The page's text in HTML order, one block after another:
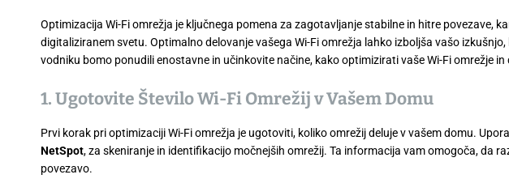
Optimizacija Wi-Fi omrežja je ključnega pomena za zagotavljanje stabilne in hitre povezave,
digitaliziranem svetu. Optimalno delovanje vašega Wi-Fi omrežja lahko izboljša vašo
vodniku bomo ponudili enostavne in učinkovite načine, kako optimizirati vaše Wi-Fi omrežje in
1. Ugotovite Število Wi-Fi Omrežij v Vašem Domu
Prvi korak pri optimizaciji Wi-Fi omrežja je ugotoviti, koliko omrežij deluje v vašem domu.
NetSpot, za skeniranje in identifikacijo močnejših omrežij. Ta informacija vam omogoča, da
povezavo.